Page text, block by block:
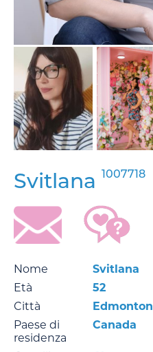
Svitlana 1007718
Nome
Svitlana
Età
52
Città
Edmonton
Paese di
residenza
Canada